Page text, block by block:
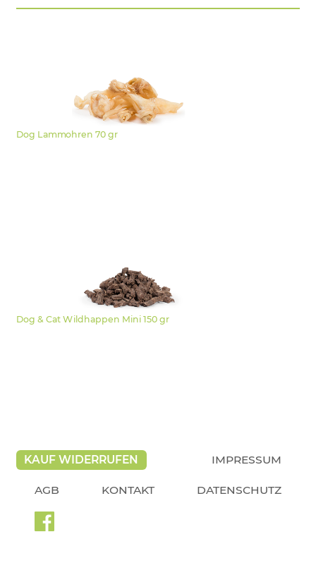
Dog Lammohren 70 gr
Dog & Cat Wildhappen Mini 150 gr
KAUF WIDERRUFEN IMPRESSUM
AGB KONTAKT DATENSCHUTZ